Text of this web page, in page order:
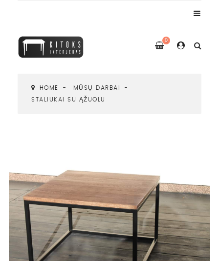
0
HOME
MŪSŲ DARBAI
STALIUKAI SU ĄŽUOLU